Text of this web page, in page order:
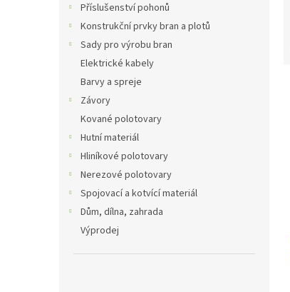
Příslušenství pohonů
Konstrukční prvky bran a plotů
Sady pro výrobu bran
Elektrické kabely
Barvy a spreje
Závory
Kované polotovary
Hutní materiál
Hliníkové polotovary
Nerezové polotovary
Spojovací a kotvící materiál
Dům, dílna, zahrada
Výprodej